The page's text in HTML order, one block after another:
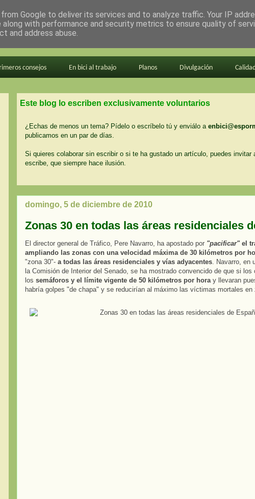
consejos En bici al trabajo Planos Divulgación
Este blog lo escriben exclusivamente voluntarios
¿Echas de menos un tema? Pídelo o escríbelo tú y enviálo a
publicamos en un par de días.
Si quieres colaborar sin escribir o si te ha gustado un artículo, puedes invitar
escribe, que siempre hace ilusión.
domingo, 5 de diciembre de 2010
Zonas 30 en todas las áreas residenciales
El director general de Tráfico, Pere Navarro, ha apostado por "pacificar"el
ampliando las zonas con una velocidad máxima de 30 kilómetros por
"zona 30"- a todas las áreas residenciales y vías adyacentes . Navarro, en
la Comisión de Interior del Senado, se ha mostrado convencido de que si los
los semáforos y el límite vigente de 50 kilómetros por hora y llevaran
habría golpes "de chapa" y se reducirían al máximo las víctimas mortales en
Google to deliver its services and to analyze traffic. Your IP
along with performance and security metrics to ensure quality of
and address abuse.